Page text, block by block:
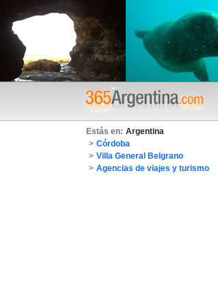
Estás en: Argentina
> Córdoba
> Villa General Belgrano
> Agencias de viajes y turismo